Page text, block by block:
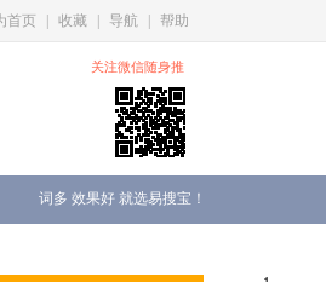
首页 收藏 导航 帮助
关注微信随身推
词多 效果好 就选易搜宝！